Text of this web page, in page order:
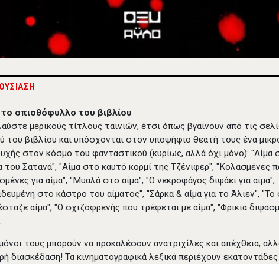
οπισθόφυλλο του βιβλίου
μερικούς τίτλους ταινιών, έτσι όπως βγαίνουν από τις
του βιβλίου και υπόσχονται στον υποψήφιο θεατή τους ένα
στον κόσμο του φανταστικού (κυρίως, αλλά όχι μόνο): "Αίμα
του Σατανά", "Αίμα στο καυτό κορμί της Τζένιφερ", "Κολασμένες
για αίμα", "Μυαλά στο αίμα", "Ο νεκροφάγος διψάει για αίμα",
στο κάστρο του αίματος", "Σάρκα & αίμα για το Άλιεν", "Το
αίμα", "Ο σχιζοφρενής που τρέφεται με αίμα", "Φρικιά
τους μπορούν να προκαλέσουν ανατριχίλες και απέχθεια,
διασκέδαση! Τα κινηματογραφικά λεξικά περιέχουν εκατοντάδες